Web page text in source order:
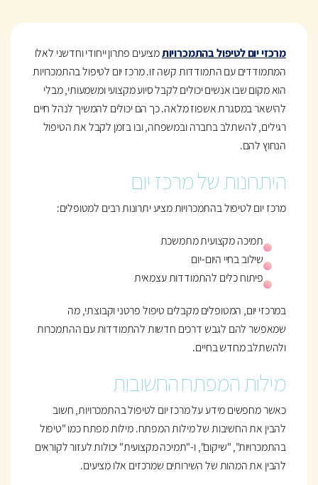
מרכזי יום לטיפול בהתמכרויותמציעים פתרון ייחודי וחדשני לאלו
המתמודדים עם התמודדות קשה זו. מרכז יום לטיפול בהתמכרויות
הוא מקום שבו אנשים יכולים לקבל סיוע מקצועי ומשמעותי, מבלי
להישאר במסגרת אשפוז מלאה. כך הם יכולים להמשיך לנהל חיים
רגילים, להשתלב בחברה ובמשפחה, ובו בזמן לקבל את הטיפול
הנחוץ להם.
היתרונות של מרכז יום
מרכז יום לטיפול בהתמכרויות מציע יתרונות רבים למטופלים:
תמיכה מקצועית מתמשכת
שילוב בחיי היום-יום
פיתוח כלים להתמודדות עצמאית
במרכזי יום, המטופלים מקבלים טיפול פרטני וקבוצתי, מה
שמאפשר להם לגבש דרכים חדשות להתמודדות עם ההתמכרות
ולהשתלב מחדש בחיים.
מילות המפתח החשובות
כאשר מחפשים מידע על מרכז יום לטיפול בהתמכרויות, חשוב
להבין את החשיבות של מילות המפתח. מילות מפתח כמו "טיפול
בהתמכרויות", "שיקום", ו-"תמיכה מקצועית" יכולות לעזור לקוראים
להבין את המהות של השירותים שמרכזים אלו מציעים.